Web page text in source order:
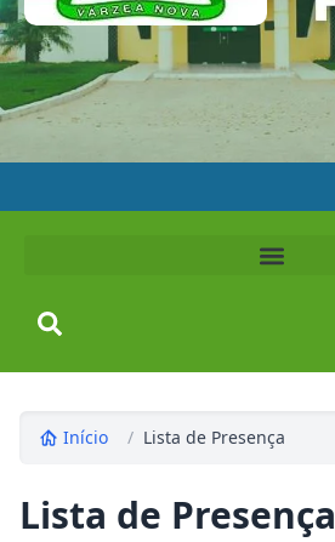
Início / Lista de Presença
Lista de Presença